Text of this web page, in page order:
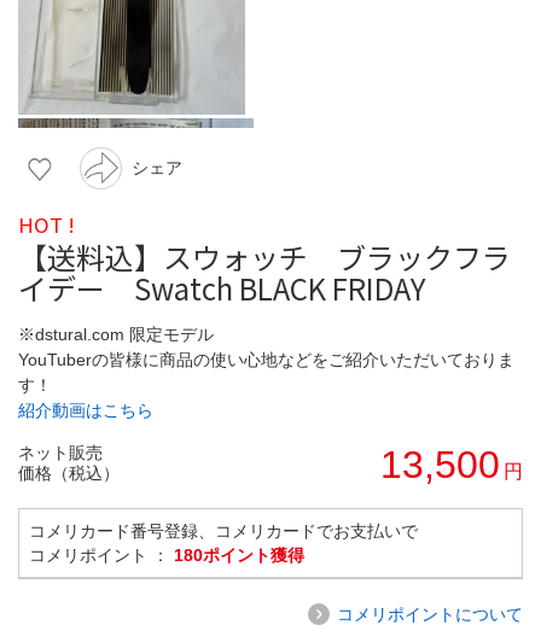
シェア
HOT !
【送料込】スウォッチ ブラックフラ
イデー Swatch BLACK FRIDAY
※dstural.com 限定モデル
YouTuberの皆様に商品の使い心地などをご紹介いただいておりま
す！
紹介動画はこちら
ネット販売
価格（税込）
13,500 円
コメリカード番号登録、コメリカードでお支払いで
コメリポイント ： 180ポイント獲得
コメリポイントについて